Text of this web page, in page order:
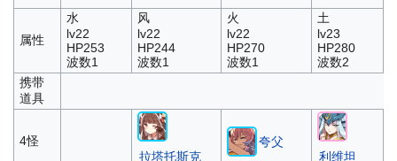
属性
水
lv22
HP253
波数1
风
lv22
HP244
波数1
火
lv22
HP270
波数1
土
lv23
HP280
波数2
携带
道具
4怪
拉塔托斯克
夸父
利维坦